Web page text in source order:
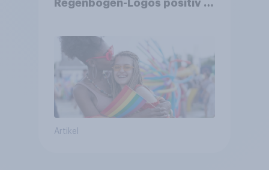
Regenbogen-Logos positiv –
Artikel